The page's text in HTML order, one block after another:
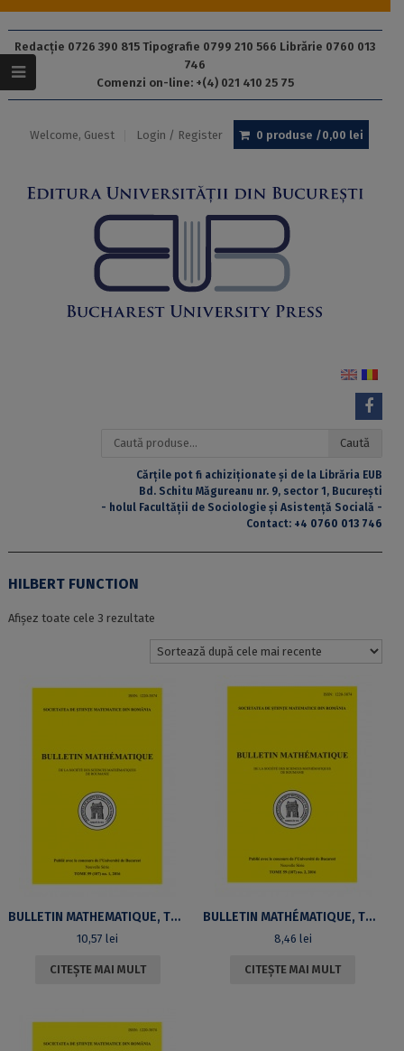
Redacție 0726 390 815 Tipografie 0799 210 566 Librărie 0760 013
746
Comenzi on-line: +(4) 021 410 25 75
Welcome, Guest Login / Register 0 produse /0,00 lei
Caută
Caută
Cărțile pot fi achiziționate și de la Librăria EUB
Bd. Schitu Măgureanu nr. 9, sector 1, București
- holul Facultății de Sociologie și Asistență Socială -
Contact: +4 0760 013 746
HILBERT FUNCTION
Afișez toate cele 3 rezultateSortat
cele
recente
BULLETIN MATHEMATIQUE, TOME 59 (107) NO. 1, 2016
10,57lei
CITEȘTE MAI MULT
BULLETIN MATHÉMATIQUE, TOME 59 (107) NO. 2, 2016
8,46 lei
CITEȘTE MAI MULT